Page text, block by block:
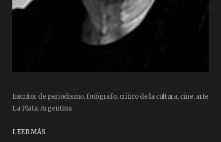
Escritor de periodismo, fotógrafo, crítico de la cultura, cine, arte
La Plata. Argentina
LEER MÁS